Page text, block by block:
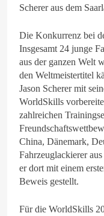
Scherer aus dem
Die Konkurrenz bei
Insgesamt 24 junge
aus der ganzen Welt
den Weltmeistertitel
Jason Scherer mit
WorldSkills
zahlreichen
China, Dänemark,
Fahrzeuglackierer
er dort mit einem
Beweis gestellt.
Für die WorldSkills